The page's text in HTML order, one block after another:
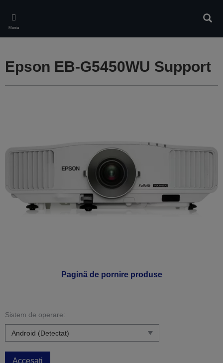
main
content
Meniu
Pagină de pornire produse
Epson EB-G5450WU Support
Sistem de operare:
Accesați